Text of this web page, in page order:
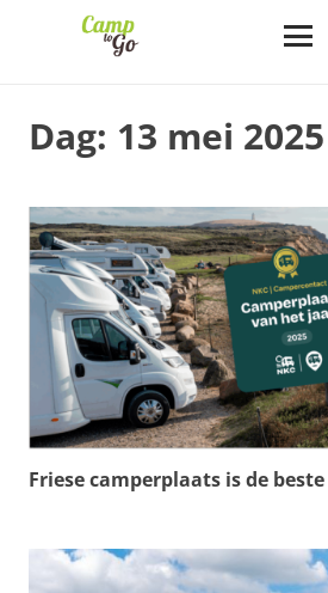
Dag: 13 mei 2025
Friese camperplaats is de